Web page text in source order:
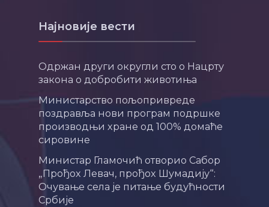
Најновије вести
Одржан други округли сто о Нацрту
закона о добробити животиња
Министарство пољопривреде
поздравља нови програм подршке
производњи хране од 100% домаће
сировине
Министар Гламочић отворио Сабор
„Прођох Левач, прођох Шумадију“:
Очување села је питање будућности
Србије